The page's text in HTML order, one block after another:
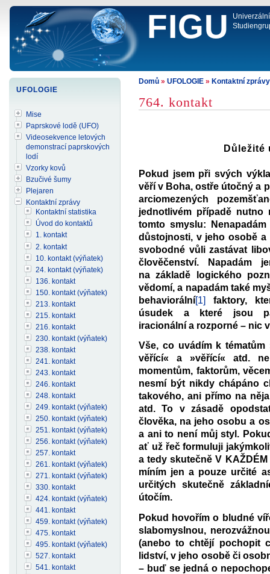
FIGU
Domů » UFOLOGIE » Kontaktní zprávy
764. kontakt
Důležité
Pokud jsem při svých
věří v Boha, ostře útočný a
arciomezených
jednotlivém případě nutno
tomto smyslu:
důstojnosti, v jeho osobě
svobodné vůli zastávat
člověčenství. Napadám
na základě logického
vědomí, a napadám také
behaviorální[1]
faktory,
úsudek a které jsou
iracionální a rozporné – nic
Vše, co uvádím k
věřící« a »věřící« atd.
momentům, faktorům,
nesmí být nikdy chápáno
takového, ani přímo na
atd. To v zásadě
člověka, na jeho osobu a
a ani to není můj styl.
ať už řeč formuluji
a tedy skutečně V KAŽDÉM
míním jen a pouze určité
určitých skutečně
útočím.
Pokud hovořím o bludné
slabomyslnou,
(anebo to chtějí pochopit
lidství, v jeho osobě či
– buď se jedná o
UFOLOGIE
Mise
Paprskové lodě (UFO)
Videosekvence letových
demonstrací paprskových
lodí
Vzorky kovů
Bzučivé šumy
Plejaren
Kontaktní zprávy
Kontaktní statistika
Úvod do kontaktů
1. kontakt
2. kontakt
10. kontakt (výňatek)
24. kontakt (výňatek)
136. kontakt
150. kontakt (výňatek)
213. kontakt
215. kontakt
216. kontakt
230. kontakt (výňatek)
238. kontakt
241. kontakt
243. kontakt
246. kontakt
248. kontakt
249. kontakt (výňatek)
250. kontakt (výňatek)
251. kontakt (výňatek)
256. kontakt (výňatek)
257. kontakt
261. kontakt (výňatek)
271. kontakt (výňatek)
330. kontakt
424. kontakt (výňatek)
441. kontakt
459. kontakt (výňatek)
475. kontakt
495. kontakt (výňatek)
527. kontakt
541. kontakt